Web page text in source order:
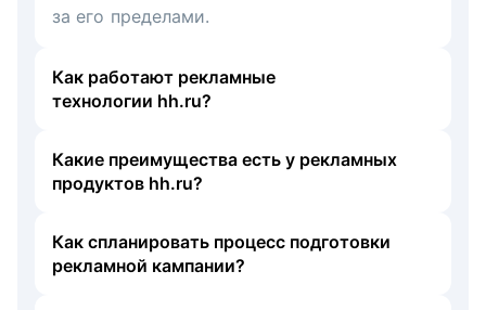
за его пределами.
Как работают рекламные
технологии hh.ru?
Какие преимущества есть у рекламных
продуктов hh.ru?
Как спланировать процесс подготовки
рекламной кампании?